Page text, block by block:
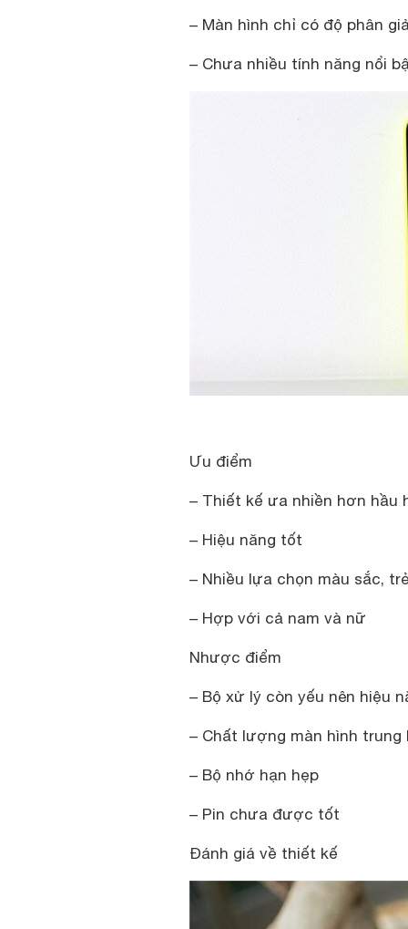
– Màn hình chỉ có độ phân
– Chưa nhiều tính năng nổi
Ưu điểm
– Thiết kế ưa nhiền hơn hầu
– Hiệu năng tốt
– Nhiều lựa chọn màu sắc,
– Hợp với cả nam và nữ
Nhược điểm
– Bộ xử lý còn yếu nên hiệu
– Chất lượng màn hình trung
– Bộ nhớ hạn hẹp
– Pin chưa được tốt
Đánh giá về thiết kế